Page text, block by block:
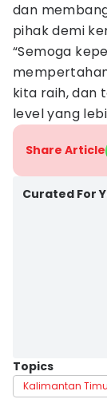
dan
pihak demi
“Semoga
kita raih, dan
level yang
Share Article
Curated For
Topics
Kalimantan